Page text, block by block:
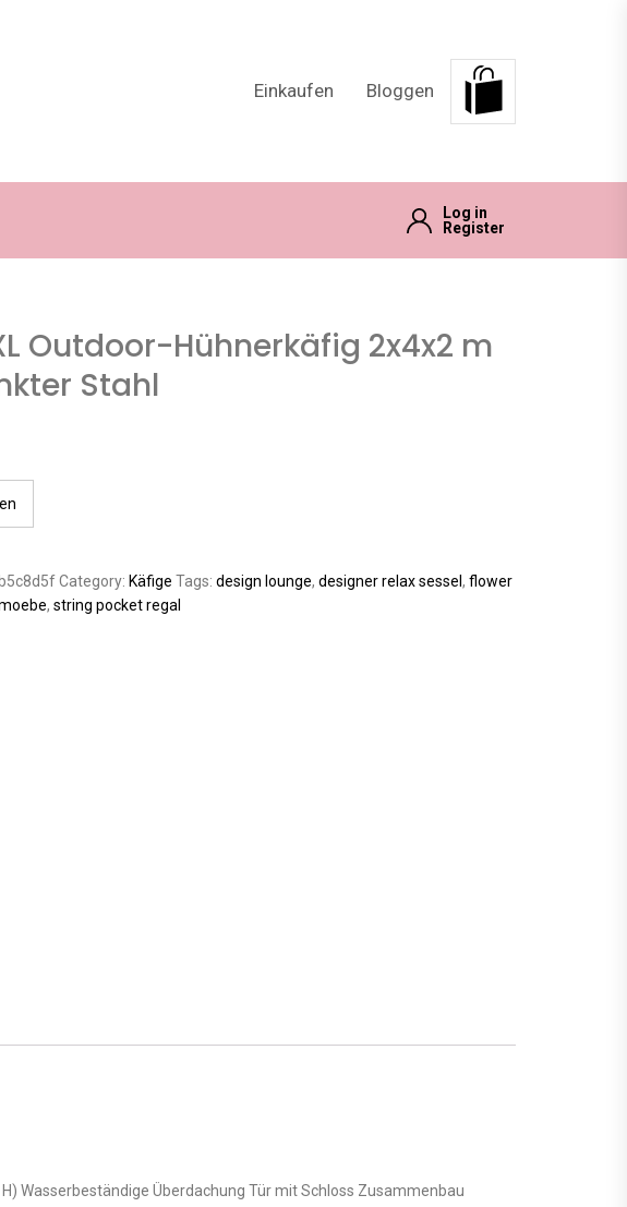
Einkaufen Bloggen
Log in
Register
Outdoor-Hühnerkäfig 2x4x2 m
Stahl
Category: Käfige Tags: design lounge, designer relax sessel , flower
, string pocket regal
Wasserbeständige Überdachung Tür mit Schloss Zusammenbau